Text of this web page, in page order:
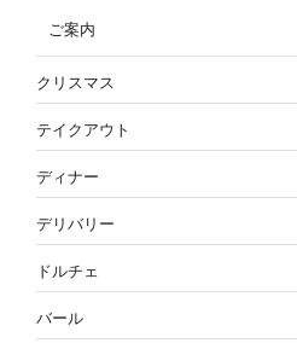
ご案内
クリスマス
テイクアウト
ディナー
デリバリー
ドルチェ
バール